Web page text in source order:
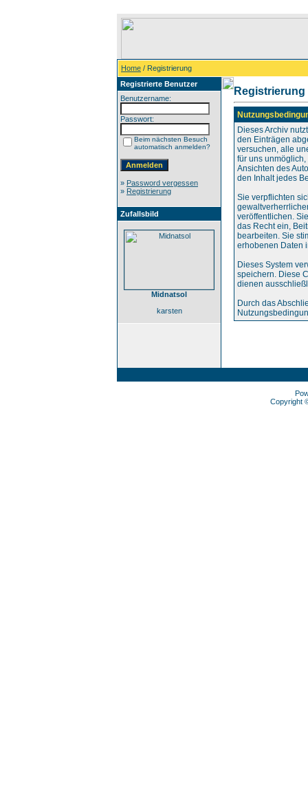
Home / Registrierung
Registrierte Benutzer
Benutzername:
Passwort:
Beim nächsten Besuch
automatisch anmelden?
» Password vergessen
» Registrierung
Zufallsbild
Midnatsol
karsten
Registrierung
Dieses Archiv
den Einträgen
versuchen, alle
für uns
Ansichten des
den Inhalt jedes
Sie verpflichten
veröffentlichen.
das Recht ein,
bearbeiten. Sie
erhobenen Daten
Dieses System
speichern. Diese
dienen
Durch das
Copyright